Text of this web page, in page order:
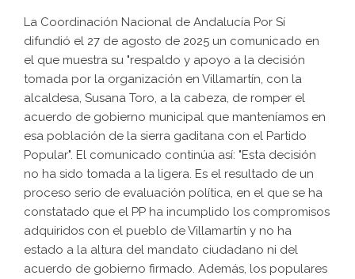
La Coordinación Nacional de Andalucía Por Sí
difundió el 27 de agosto de 2025 un comunicado en
el que muestra su "respaldo y apoyo a la decisión
tomada por la organización en Villamartín, con la
alcaldesa, Susana Toro, a la cabeza, de romper el
acuerdo de gobierno municipal que manteníamos en
esa población de la sierra gaditana con el Partido
Popular". El comunicado continúa así: "Esta decisión
no ha sido tomada a la ligera. Es el resultado de un
proceso serio de evaluación política, en el que se ha
constatado que el PP ha incumplido los compromisos
adquiridos con el pueblo de Villamartín y no ha
estado a la altura del mandato ciudadano ni del
acuerdo de gobierno firmado. Además, los populares